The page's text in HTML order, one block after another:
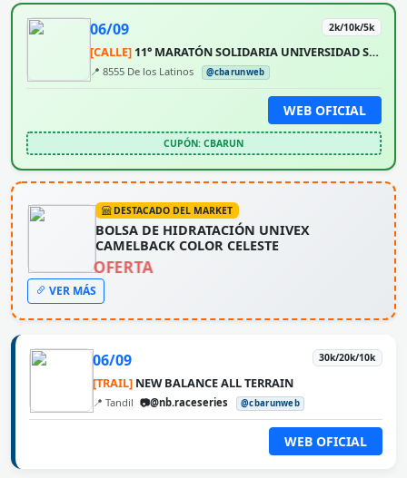
06/09 2k/10k/5k
[CALLE]11° MARATÓN SOLIDARIA UNIVERSIDAD SIGLO 21
📍 8555 De los Latinos @cbarunweb
WEB OFICIAL
CUPÓN: CBARUN
DESTACADO DEL MARKET
BOLSA DE HIDRATACIÓN UNIVEX
CAMELBACK COLOR CELESTE
OFERTA
VER MÁS
06/09 30k/20k/10k
[TRAIL] NEW BALANCE ALL TERRAIN
📍 Tandil 📷@nb.raceseries @cbarunweb
WEB OFICIAL